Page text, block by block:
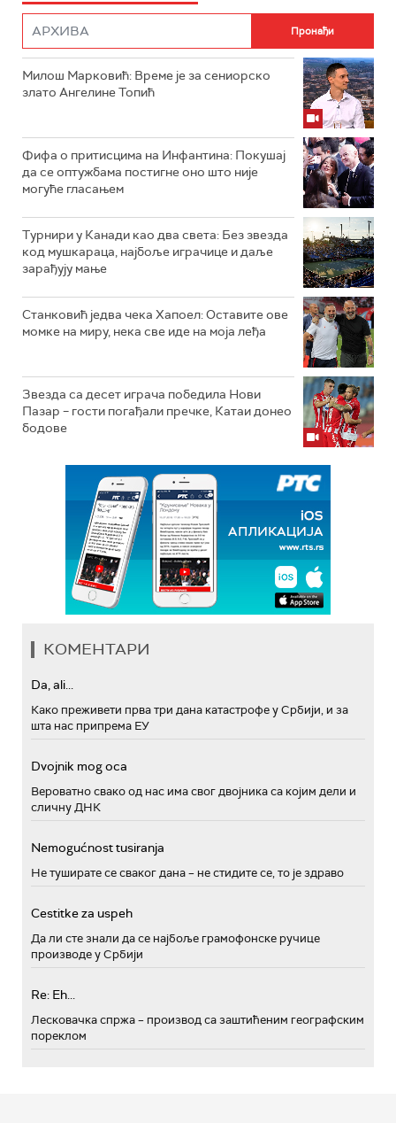
Милош Марковић: Време је за сениорско
злато Ангелине Топић
Фифа о притисцима на Инфантина: Покушај
да се оптужбама постигне оно што није
могуће гласањем
Турнири у Канади као два света: Без звезда
код мушкараца, најбоље играчице и даље
зарађују мање
Станковић једва чека Хапоел: Оставите ове
момке на миру, нека све иде на моја леђа
Звезда са десет играча победила Нови
Пазар – гости погађали пречке, Катаи донео
бодове
КОМЕНТАРИ
Da, ali...
Како преживети прва три дана катастрофе у Србији, и за
шта нас припрема ЕУ
Dvojnik mog oca
Вероватно свако од нас има свог двојника са којим дели и
сличну ДНК
Nemogućnost tusiranja
Не туширате се сваког дана – не стидите се, то је здраво
Cestitke za uspeh
Да ли сте знали да се најбоље грамофонске ручице
производе у Србији
Re: Eh...
Лесковачка спржа – производ са заштићеним географским
пореклом